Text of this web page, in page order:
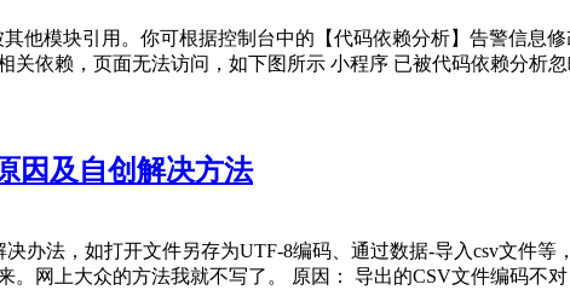
他模块引用。你可根据控制台中的【代码依赖分析】告警信息
关依赖，页面无法访问，如下图所示 小程序 已被代码依赖分析
因及自创解决方法
办法，如打开文件另存为UTF-8编码、通过数据-导入csv文件
。网上大众的方法我就不写了。 原因： 导出的CSV文件编码不